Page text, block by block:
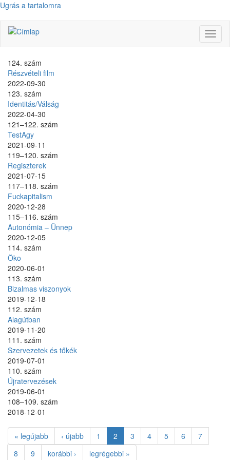
Ugrás a tartalomra
124. szám
Részvételi film
2022-09-30
123. szám
Identitás/Válság
2022-04-30
121–122. szám
TestAgy
2021-09-11
119–120. szám
Regiszterek
2021-07-15
117–118. szám
Fuckapitalism
2020-12-28
115–116. szám
Autonómia – Ünnep
2020-12-05
114. szám
Öko
2020-06-01
113. szám
Bizalmas viszonyok
2019-12-18
112. szám
Alagútban
2019-11-20
111. szám
Szervezetek és tőkék
2019-07-01
110. szám
Újratervezések
2019-06-01
108–109. szám
2018-12-01
« legújabb ‹ újabb 1 2 3 4 5 6
7
8
9 korábbi › legrégebbi »